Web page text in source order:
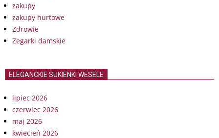
zakupy
zakupy hurtowe
Zdrowie
Zegarki damskie
ELEGANCKIE SUKIENKI WESELE
lipiec 2026
czerwiec 2026
maj 2026
kwiecień 2026